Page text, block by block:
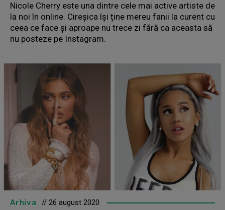
Nicole Cherry este una dintre cele mai active artiste de
la noi în online. Cireșica își ține mereu fanii la curent cu
ceea ce face și aproape nu trece zi fără ca aceasta să
nu posteze pe Instagram.
Arhiva // 26 august 2020